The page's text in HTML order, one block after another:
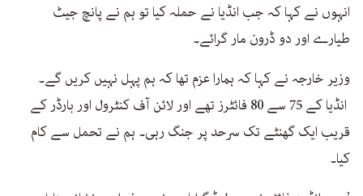
انہوں نے کہا کہ جب انڈیا نے حملہ کیا تو ہم نے پانچ جیٹ
طیارے اور دو ڈرون مار گرائے۔
وزیر خارجہ نے کہا کہ ہمارا عزم تھا کہ ہم پہل نہیں کریں گے۔
انڈیا کے 75 سے 80 فائٹرز تھے اور لائن آف کنٹرول اور بارڈر کے
قریب ایک گھنٹے تک سرحد پر جنگ رہی۔ ہم نے تحمل سے کام
کیا۔